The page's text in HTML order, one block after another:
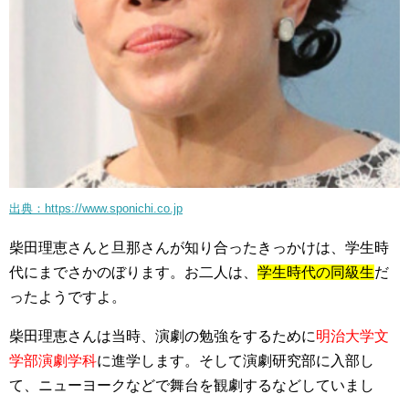
出典：https://www.sponichi.co.jp
柴田理恵さんと旦那さんが知り合ったきっかけは、学生時
代にまでさかのぼります。お二人は、 学生時代の同級生だ
ったようですよ。
柴田理恵さんは当時、演劇の勉強をするために明治大学文
学部演劇学科に進学します。そして演劇研究部に入部し
て、ニューヨークなどで舞台を観劇するなどしていまし